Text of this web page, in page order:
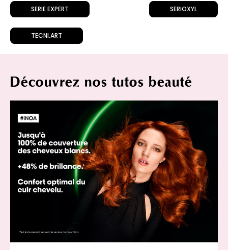
SERIE EXPERT SERIOXYL
TECNI.ART
Découvrez nos tutos beauté